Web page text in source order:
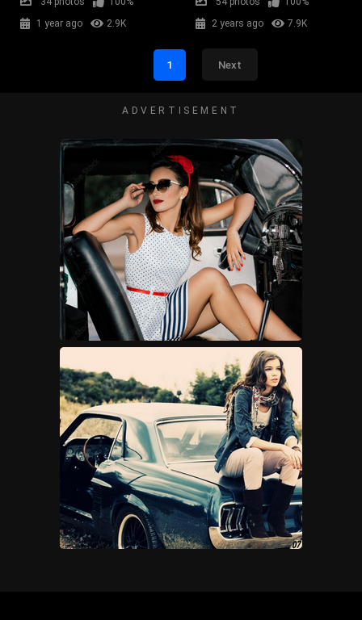
1 year ago
2.9K
2 years ago
7.9K
1 Next
ADVERTISEMENT